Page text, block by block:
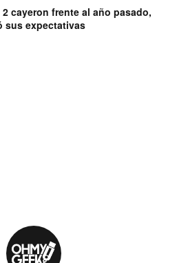
cayeron frente al año pasado,
sus expectativas